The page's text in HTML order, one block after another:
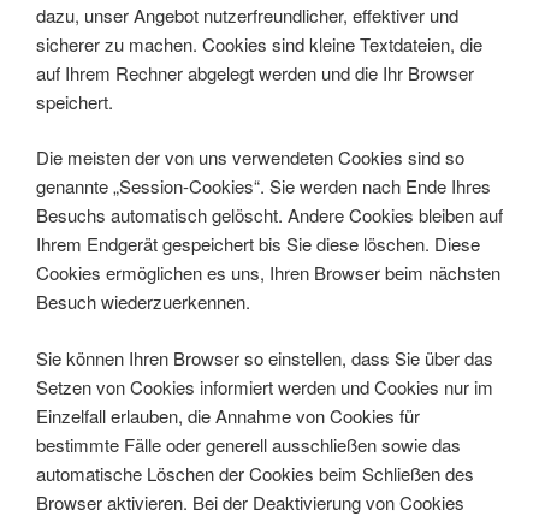
dazu, unser Angebot nutzerfreundlicher, effektiver und
sicherer zu machen. Cookies sind kleine Textdateien, die
auf Ihrem Rechner abgelegt werden und die Ihr Browser
speichert.
Die meisten der von uns verwendeten Cookies sind so
genannte „Session-Cookies“. Sie werden nach Ende Ihres
Besuchs automatisch gelöscht. Andere Cookies bleiben auf
Ihrem Endgerät gespeichert bis Sie diese löschen. Diese
Cookies ermöglichen es uns, Ihren Browser beim nächsten
Besuch wiederzuerkennen.
Sie können Ihren Browser so einstellen, dass Sie über das
Setzen von Cookies informiert werden und Cookies nur im
Einzelfall erlauben, die Annahme von Cookies für
bestimmte Fälle oder generell ausschließen sowie das
automatische Löschen der Cookies beim Schließen des
Browser aktivieren. Bei der Deaktivierung von Cookies